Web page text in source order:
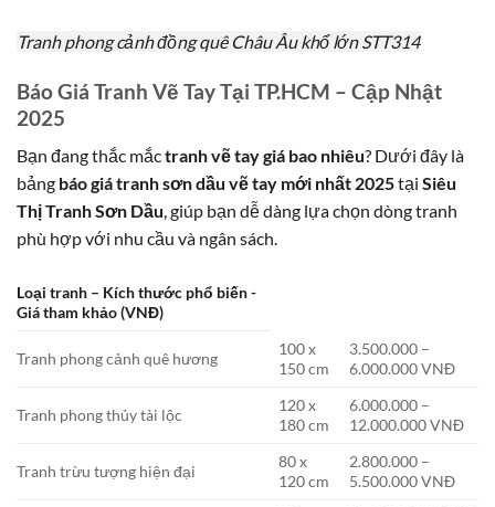
Tranh phong cảnh đồng quê Châu Âu khổ lớn STT314
Báo Giá Tranh Vẽ Tay Tại TP.HCM – Cập Nhật
2025
Bạn đang thắc mắctranh vẽ tay giá bao nhiêu? Dưới đây là
bảng báo giá tranh sơn dầu vẽ tay mới nhất 2025tại Siêu
Thị Tranh Sơn Dầu, giúp bạn dễ dàng lựa chọn dòng tranh
phù hợp với nhu cầu và ngân sách.
Loại tranh – Kích thước phổ biến -
Giá tham khảo (VNĐ)
Tranh phong cảnh quê hương
100 x
150 cm
3.500.000 –
6.000.000 VNĐ
Tranh phong thủy tài lộc
120 x
180 cm
6.000.000 –
12.000.000 VNĐ
Tranh trừu tượng hiện đại
80 x
120 cm
2.800.000 –
5.500.000 VNĐ